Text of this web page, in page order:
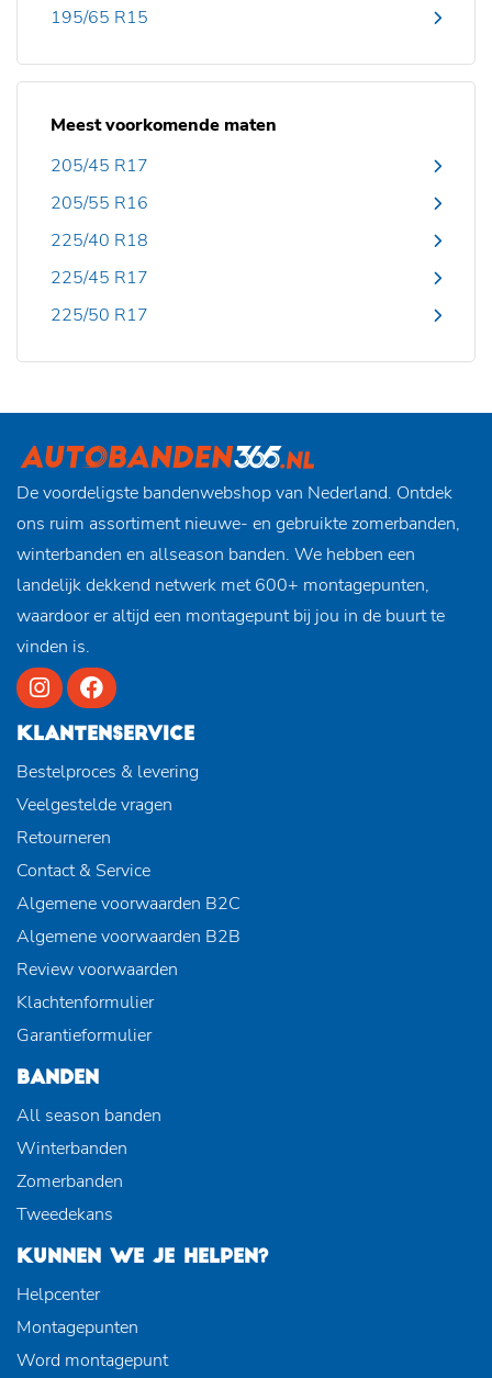
195/65 R15
Meest voorkomende maten
205/45 R17
205/55 R16
225/40 R18
225/45 R17
225/50 R17
De voordeligste bandenwebshop van Nederland. Ontdek
ons ruim assortiment nieuwe- en gebruikte zomerbanden,
winterbanden en allseason banden. We hebben een
landelijk dekkend netwerk met 600+ montagepunten,
waardoor er altijd een montagepunt bij jou in de buurt te
vinden is.
KLANTENSERVICE
Bestelproces & levering
Veelgestelde vragen
Retourneren
Contact & Service
Algemene voorwaarden B2C
Algemene voorwaarden B2B
Review voorwaarden
Klachtenformulier
Garantieformulier
BANDEN
All season banden
Winterbanden
Zomerbanden
Tweedekans
KUNNEN WE JE HELPEN?
Helpcenter
Montagepunten
Word montagepunt